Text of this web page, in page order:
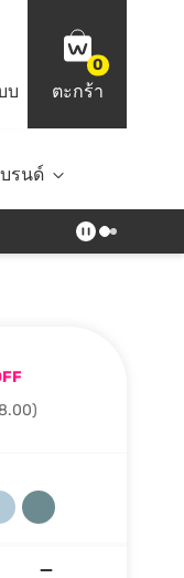
บ
0
ตะกร้า
Top Brands
รนด์